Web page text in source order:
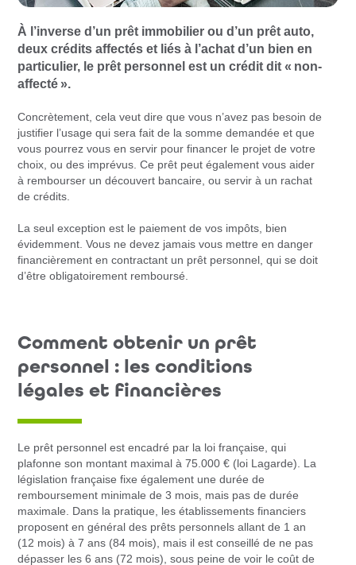
À l’inverse d’un prêt immobilier ou d’un prêt auto,
deux crédits affectés et liés à l’achat d’un bien en
particulier, le prêt personnel est un crédit dit « non-
affecté ».
Concrètement, cela veut dire que vous n’avez pas besoin de
justifier l’usage qui sera fait de la somme demandée et que
vous pourrez vous en servir pour financer le projet de votre
choix, ou des imprévus. Ce prêt peut également vous aider
à rembourser un découvert bancaire, ou servir à un rachat
de crédits.
La seul exception est le paiement de vos impôts, bien
évidemment. Vous ne devez jamais vous mettre en danger
financièrement en contractant un prêt personnel, qui se doit
d’être obligatoirement remboursé.
Comment obtenir un prêt
personnel : les conditions
légales et financières
Le prêt personnel est encadré par la loi française, qui
plafonne son montant maximal à 75.000 € (loi Lagarde). La
législation française fixe également une durée de
remboursement minimale de 3 mois, mais pas de durée
maximale. Dans la pratique, les établissements financiers
proposent en général des prêts personnels allant de 1 an
(12 mois) à 7 ans (84 mois), mais il est conseillé de ne pas
dépasser les 6 ans (72 mois), sous peine de voir le coût de